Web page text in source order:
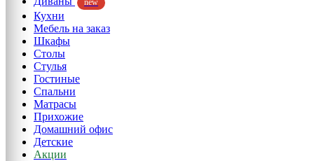
new
Кухни
Мебель на заказ
Шкафы
Столы
Стулья
Гостиные
Спальни
Матрасы
Прихожие
Домашний офис
Детские
Акции